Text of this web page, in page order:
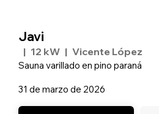
Javi
| 12 kW | Vicente López
Sauna varillado en pino paraná
31 de marzo de 2026